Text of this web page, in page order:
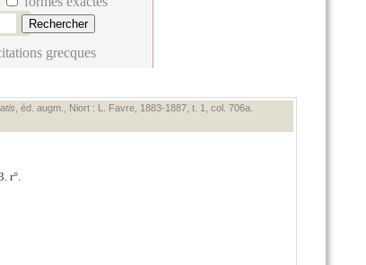
grecques
, éd. augm., Niort : L. Favre, 1883‑1887, t. 1, col. 706a.
r°.